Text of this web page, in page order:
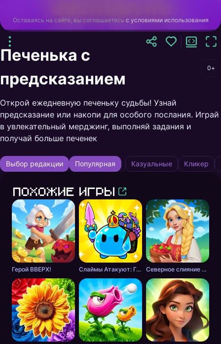
Оставаясь на сайте, вы соглашаетесь с условиями использования
Печенька с
предсказанием
0+
Открой ежедневную печеньку судьбы! Узнай
предсказание или накопи для особого послания. Играй
в увлекательный мерджинг, выполняй задания и
получай больше печенек
Выбор редакции Популярная Казуальные Кликер
Похожие игры
Герой ВВЕРХ! Слаймы Атакуют: Головоломка! Северное слияние - тайна леса